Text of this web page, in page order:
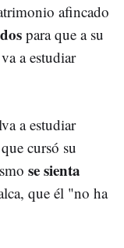
afincado
para que a su
a estudiar
a estudiar
cursó su
se sienta
que él "no ha